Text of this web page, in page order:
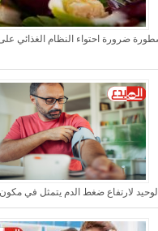
ضرورة احتواء النظام الغذائي
لارتفاع ضغط الدم يتمثل في